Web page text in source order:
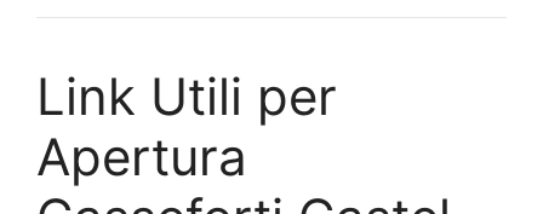
Link Utili per
Apertura